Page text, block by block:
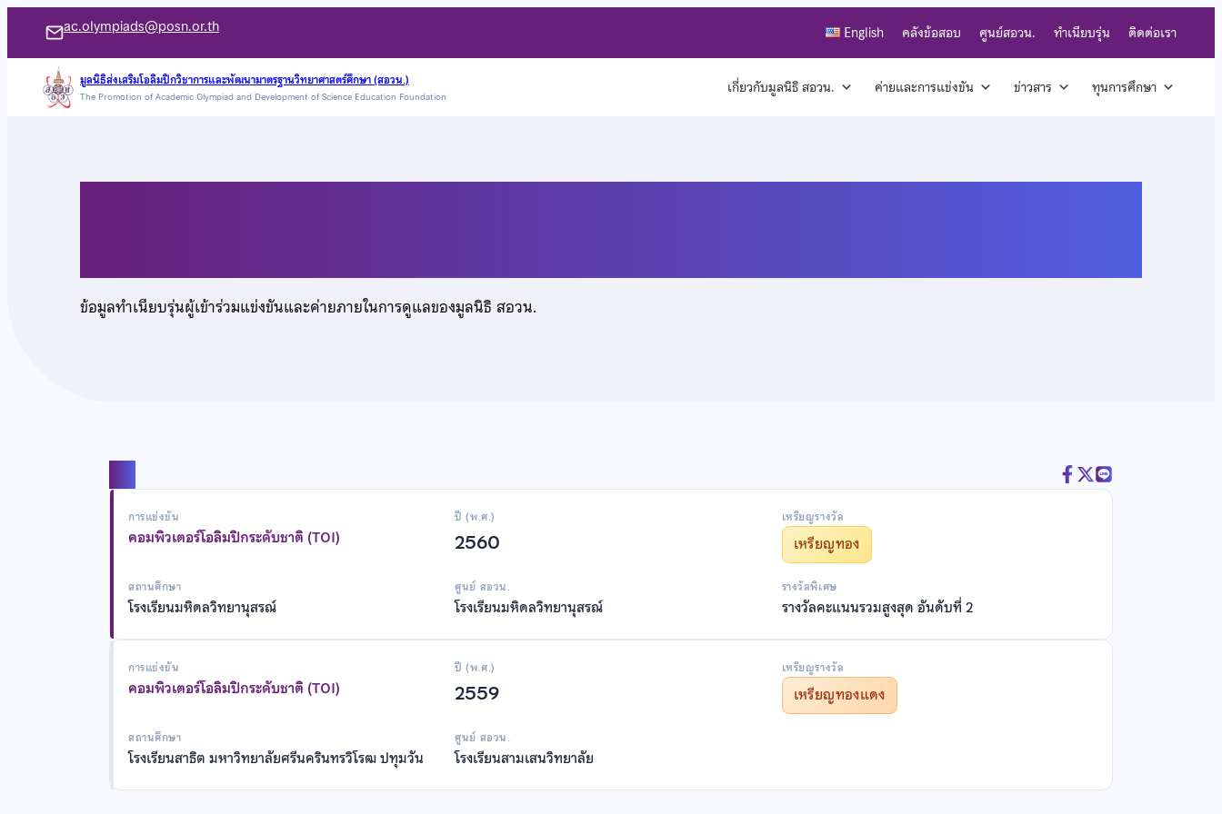
เนื้อหา
ac.olympiads@posn.or.th English คลังข้อสอบ ศูนย์สอวน. ทำเนียบรุ่น ติดต่อเรา
มูลนิธิส่งเสริมโอลิมปิกวิชาการและพัฒนามาตรฐานวิทยาศาสตร์ศึกษา (สอวน.)
The Promotion of Academic Olympiad and Development of Science Education Foundation เกี่ยวกับมูลนิธิ สอวน. ค่ายและการแข่งขัน ข่าวสาร ทุนการศึกษา
ข้อมูลทำเนียบรุ่นผู้เข้าร่วมแข่งขันและค่ายภายในการดูแลของมูลนิธิ สอวน.
การแข่งขัน
คอมพิวเตอร์โอลิมปิกระดับชาติ (TOI)
ปี (พ.ศ.)
2560
เหรียญรางวัล
เหรียญทอง
สถานศึกษา
โรงเรียนมหิดลวิทยานุสรณ์
ศูนย์ สอวน.
โรงเรียนมหิดลวิทยานุสรณ์
รางวัลพิเศษ
รางวัลคะแนนรวมสูงสุด อันดับที่ 2
การแข่งขัน
คอมพิวเตอร์โอลิมปิกระดับชาติ (TOI)
ปี (พ.ศ.)
2559
เหรียญรางวัล
เหรียญทองแดง
สถานศึกษา
โรงเรียนสาธิต มหาวิทยาลัยศรีนครินทรวิโรฒ ปทุมวัน
ศูนย์ สอวน.
โรงเรียนสามเสนวิทยาลัย